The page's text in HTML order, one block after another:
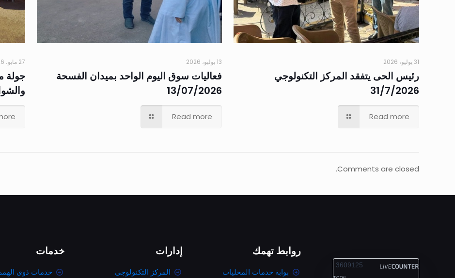
31 يوليو، 2026
رئيس الحى يتفقد المركز التكنولوجي
31/7/2026
Read more
13 يوليو، 2026
فعاليات سوق اليوم الواحد بميدان الفسحة
13/07/2026
Read more
27 مايو، 2026
جولة
والشواطئ
Comments are closed.
3609125
روابط تهمك
بوابة خدمات المحليات
إدارات
المركز التكنولوجى
خدمات
خدمات ذوى